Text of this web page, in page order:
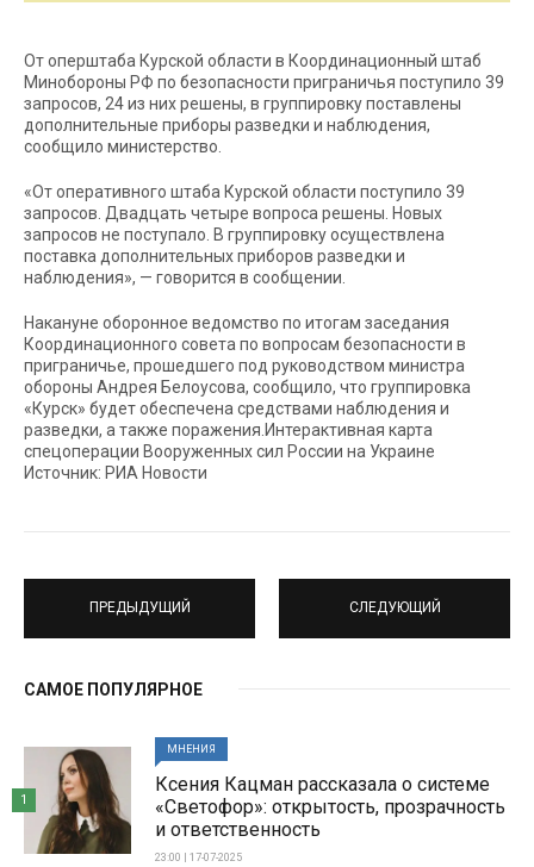
От оперштаба Курской области в Координационный штаб
Минобороны РФ по безопасности приграничья поступило 39
запросов, 24 из них решены, в группировку поставлены
дополнительные приборы разведки и наблюдения,
сообщило министерство.
«От оперативного штаба Курской области поступило 39
запросов. Двадцать четыре вопроса решены. Новых
запросов не поступало. В группировку осуществлена
поставка дополнительных приборов разведки и
наблюдения», — говорится в сообщении.
Накануне оборонное ведомство по итогам заседания
Координационного совета по вопросам безопасности в
приграничье, прошедшего под руководством министра
обороны Андрея Белоусова, сообщило, что группировка
«Курск» будет обеспечена средствами наблюдения и
разведки, а также поражения.Интерактивная карта
спецоперации Вооруженных сил России на Украине
Источник: РИА Новости
ПРЕДЫДУЩИЙ СЛЕДУЮЩИЙ
САМОЕ ПОПУЛЯРНОЕ
МНЕНИЯ
Ксения Кацман рассказала о системе
«Светофор»: открытость, прозрачность
и ответственность
23:00 | 17-07-2025
1